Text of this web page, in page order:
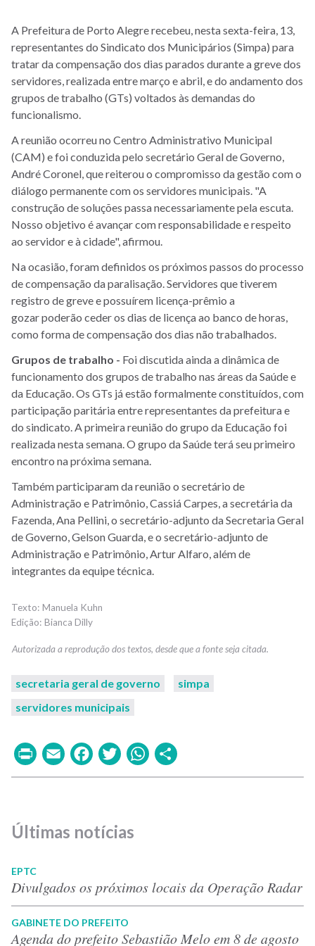
A Prefeitura de Porto Alegre recebeu, nesta sexta-feira, 13,
representantes do Sindicato dos Municipários (Simpa) para
tratar da compensação dos dias parados durante a greve dos
servidores, realizada entre março e abril, e do andamento dos
grupos de trabalho (GTs) voltados às demandas do
funcionalismo.
A reunião ocorreu no Centro Administrativo Municipal
(CAM) e foi conduzida pelo secretário Geral de Governo,
André Coronel, que reiterou o compromisso da gestão com o
diálogo permanente com os servidores municipais. "A
construção de soluções passa necessariamente pela escuta.
Nosso objetivo é avançar com responsabilidade e respeito
ao servidor e à cidade", afirmou.
Na ocasião, foram definidos os próximos passos do processo
de compensação da paralisação. Servidores que tiverem
registro de greve e possuírem licença-prêmio a
gozar poderão ceder os dias de licença ao banco de horas,
como forma de compensação dos dias não trabalhados.
Grupos de trabalho - Foi discutida ainda a dinâmica de
funcionamento dos grupos de trabalho nas áreas da Saúde e
da Educação. Os GTs já estão formalmente constituídos, com
participação paritária entre representantes da prefeitura e
do sindicato. A primeira reunião do grupo da Educação foi
realizada nesta semana. O grupo da Saúde terá seu primeiro
encontro na próxima semana.
Também participaram da reunião o secretário de
Administração e Patrimônio, Cassiá Carpes, a secretária da
Fazenda, Ana Pellini, o secretário-adjunto da Secretaria Geral
de Governo, Gelson Guarda, e o secretário-adjunto de
Administração e Patrimônio, Artur Alfaro, além de
integrantes da equipe técnica.
Manuela Kuhn
Bianca Dilly
secretaria geral de governo
simpa
servidores municipais
PrintEmailFacebook
TwitterWhatsApp
Últimas notícias
EPTC
Divulgados os próximos locais da Operação Radar
GABINETE DO PREFEITO
Agenda do prefeito Sebastião Melo em 8 de agosto